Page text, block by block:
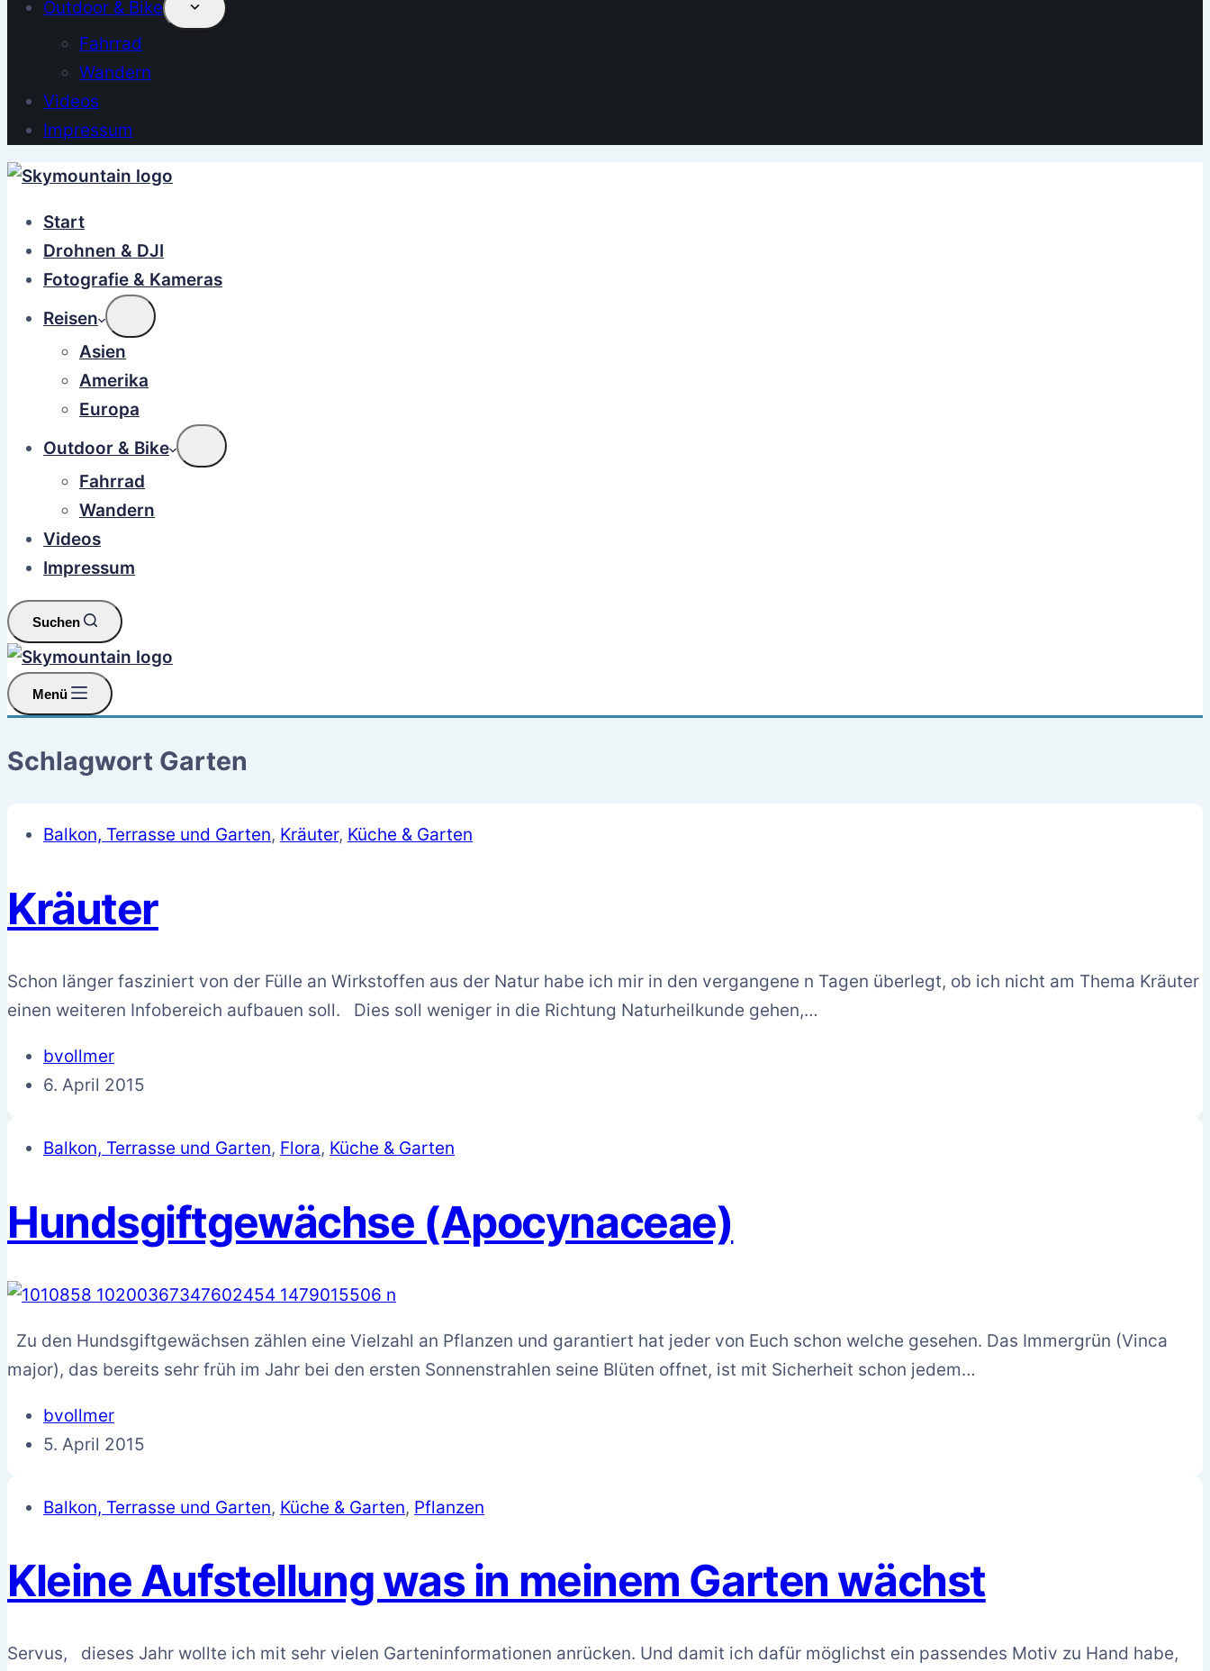
Outdoor & Bike
Fahrrad
Wandern
Videos
Impressum
Start
Drohnen & DJI
Fotografie & Kameras
Reisen
Asien
Amerika
Europa
Outdoor & Bike
Fahrrad
Wandern
Videos
Impressum
Suchen
Menü
Schlagwort Garten
Balkon, Terrasse und Garten, Kräuter, Küche & Garten
Kräuter
Schon länger fasziniert von der Fülle an Wirkstoffen aus der Natur habe ich mir in den vergangene n Tagen überlegt, ob ich nicht am Thema Kräuter
einen weiteren Infobereich aufbauen soll. Dies soll weniger in die Richtung Naturheilkunde gehen,…
bvollmer
6. April 2015
Balkon, Terrasse und Garten, Flora, Küche & Garten
Hundsgiftgewächse (Apocynaceae)
Zu den Hundsgiftgewächsen zählen eine Vielzahl an Pflanzen und garantiert hat jeder von Euch schon welche gesehen. Das Immergrün (Vinca
major), das bereits sehr früh im Jahr bei den ersten Sonnenstrahlen seine Blüten offnet, ist mit Sicherheit schon jedem…
bvollmer
5. April 2015
Balkon, Terrasse und Garten, Küche & Garten, Pflanzen
Kleine Aufstellung was in meinem Garten wächst
Servus, dieses Jahr wollte ich mit sehr vielen Garteninformationen anrücken. Und damit ich dafür möglichst ein passendes Motiv zu Hand habe,